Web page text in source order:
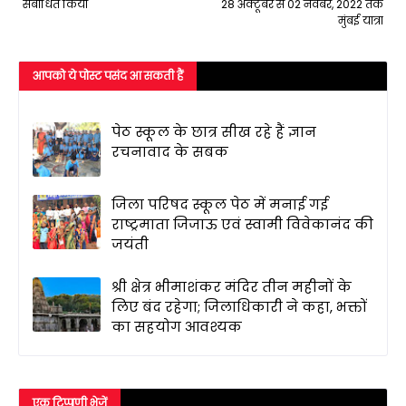
28 अक्टूबर से 02 नवंबर, 2022 तक
मुंबई यात्रा
संबोधित किया
आपको ये पोस्ट पसंद आ सकती हैं
पेठ स्कूल के छात्र सीख रहे हैं ज्ञान
रचनावाद के सबक
जिला परिषद स्कूल पेठ में मनाई गई
राष्ट्रमाता जिजाऊ एवं स्वामी विवेकानंद की
जयंती
श्री क्षेत्र भीमाशंकर मंदिर तीन महीनों के
लिए बंद रहेगा; जिलाधिकारी ने कहा, भक्तों
का सहयोग आवश्यक
एक टिप्पणी भेजें